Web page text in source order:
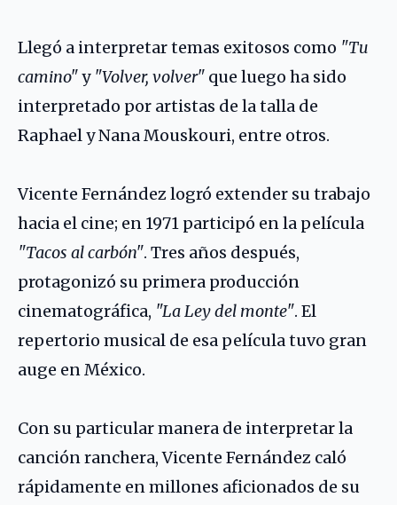
Llegó a interpretar temas exitosos como "Tu
camino"y "Volver, volver" que luego ha sido
interpretado por artistas de la talla de
RaphaelyNana Mouskouri, entre otros.
Vicente Fernández logró extender su trabajo
hacia el cine; en 1971 participó en la película
"Tacos al carbón". Tres años después,
protagonizó su primera producción
cinematográfica, "La Ley del monte". El
repertorio musical de esa película tuvo gran
auge en México.
Con su particular manera de interpretar la
canción ranchera, Vicente Fernández caló
rápidamente en millones aficionados de su